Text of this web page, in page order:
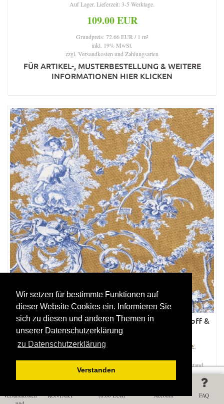
Wir setzen für bestimmte Funktionen auf
dieser Website Cookies ein. Informieren Sie
sich zu diesen und anderen Themen in
unserer Datenschutzerklärung
zu Datenschutzerklärung
Verstanden
Auf Lager. Lieferzeit: 3-5 Werktage.
109.00 EUR
Grundpreis: 72.66 EUR / 1 m²
inkl. 19% MwSt.
zzgl. Versandkosten und Zahlungsarten
FÜR ARTIKEL-, MUSTERBESTELLUNG & WEITERE
INFORMATIONEN HIER KLICKEN
LUDIVINE BLEU FOND CAMEL franz. Vorhangstoff &
Polsterstoff
PREIS PRO LAUFMETER IN DER HÖHE BEI 280 CM STOFFBREITE.
Auf Lager. Lieferzeit: 3-5 Werktage. Bei Bestellungen über den Lagerbestand
hinaus: Lieferzeit 2-3 Wochen.
Versandkosten
KONTAKT (0.00EUR) Account FAQ